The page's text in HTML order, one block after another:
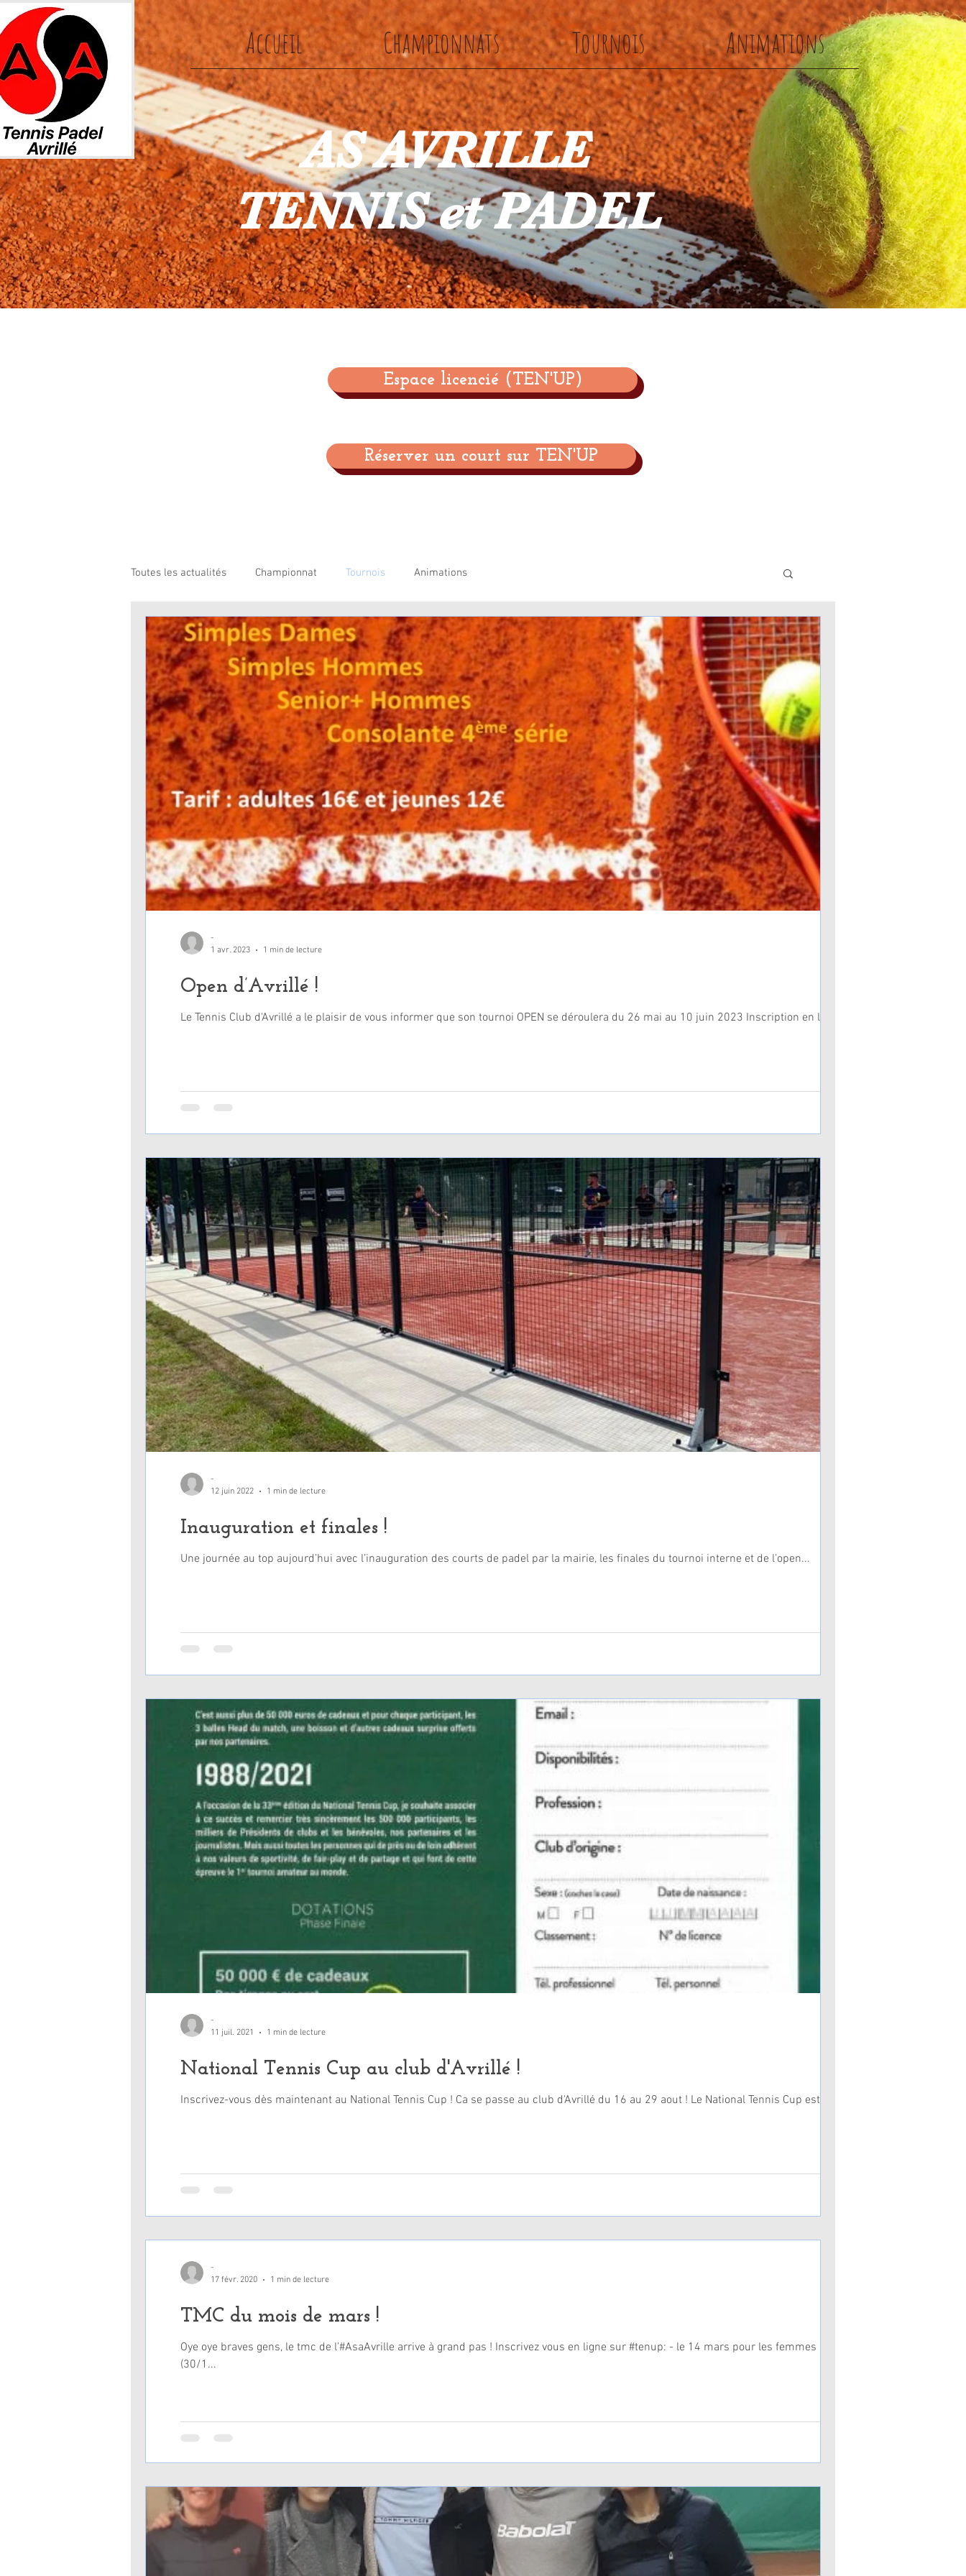
AS AVRILLE
TENNIS et PADEL
Accueil Championnats Tournois Animations
Espace licencié (TEN'UP)
Réserver un court sur TEN'UP
Toutes les actualités Championnat Tournois Animations
Open d’Avrillé !
Le Tennis Club d'Avrillé a le plaisir de vous informer que son tournoi OPEN se déroulera du 26 mai au 10 juin 2023 Inscription en ligne...
-
1 avr. 2023
1 min de lecture
Inauguration et finales !
Une journée au top aujourd’hui avec l’inauguration des courts de padel par la mairie, les finales du tournoi interne et de l’open...
-
12 juin 2022
1 min de lecture
National Tennis Cup au club d'Avrillé !
Inscrivez-vous dès maintenant au National Tennis Cup ! Ca se passe au club d'Avrillé du 16 au 29 aout ! Le National Tennis Cup est un...
-
11 juil. 2021
1 min de lecture
TMC du mois de mars !
Oye oye braves gens, le tmc de l’#AsaAvrille arrive à grand pas ! Inscrivez vous en ligne sur #tenup: - le 14 mars pour les femmes
(30/1...
-
17 févr. 2020
1 min de lecture